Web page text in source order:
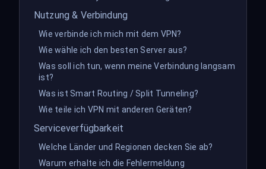
Nutzung & Verbindung
Wie verbinde ich mich mit dem VPN?
Wie wähle ich den besten Server aus?
Was soll ich tun, wenn meine Verbindung langsam
ist?
Was ist Smart Routing / Split Tunneling?
Wie teile ich VPN mit anderen Geräten?
Serviceverfügbarkeit
Welche Länder und Regionen decken Sie ab?
Warum erhalte ich die Fehlermeldung